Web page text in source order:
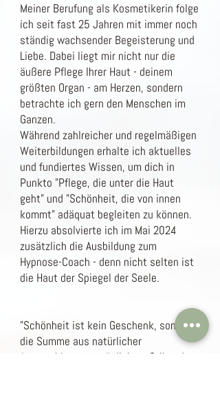
Meiner Berufung als Kosmetikerin folge
ich seit fast 25 Jahren mit immer noch
ständig wachsender Begeisterung und
Liebe. Dabei liegt mir nicht nur die
äußere Pflege Ihrer Haut - deinem
größten Organ - am Herzen, sondern
betrachte ich gern den Menschen im
Ganzen.
Während zahlreicher und regelmäßigen
Weiterbildungen erhalte ich aktuelles
und fundiertes Wissen, um dich in
Punkto "Pflege, die unter die Haut
geht" und "Schönheit, die von innen
kommt" adäquat begleiten zu können.
Hierzu absolvierte ich im Mai 2024
zusätzlich die Ausbildung zum
Hypnose-Coach - denn nicht selten ist
die Haut der Spiegel der Seele.
"Schönheit ist kein Geschenk, sondern
die Summe aus natürlicher
Ausstrahlung, persönlichem Stil und